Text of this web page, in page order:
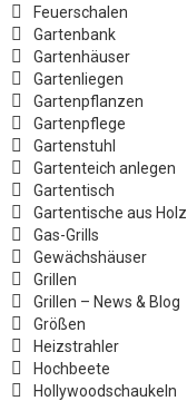
Feuerschalen
Gartenbank
Gartenhäuser
Gartenliegen
Gartenpflanzen
Gartenpflege
Gartenstuhl
Gartenteich anlegen
Gartentisch
Gartentische aus Holz
Gas-Grills
Gewächshäuser
Grillen
Grillen – News & Blog
Größen
Heizstrahler
Hochbeete
Hollywoodschaukeln